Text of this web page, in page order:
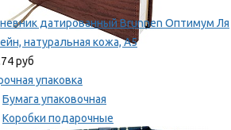
датированный Brunnen Оптимум Ля
натуральная кожа, А5
руб
упаковка
Бумага упаковочная
Коробки подарочные